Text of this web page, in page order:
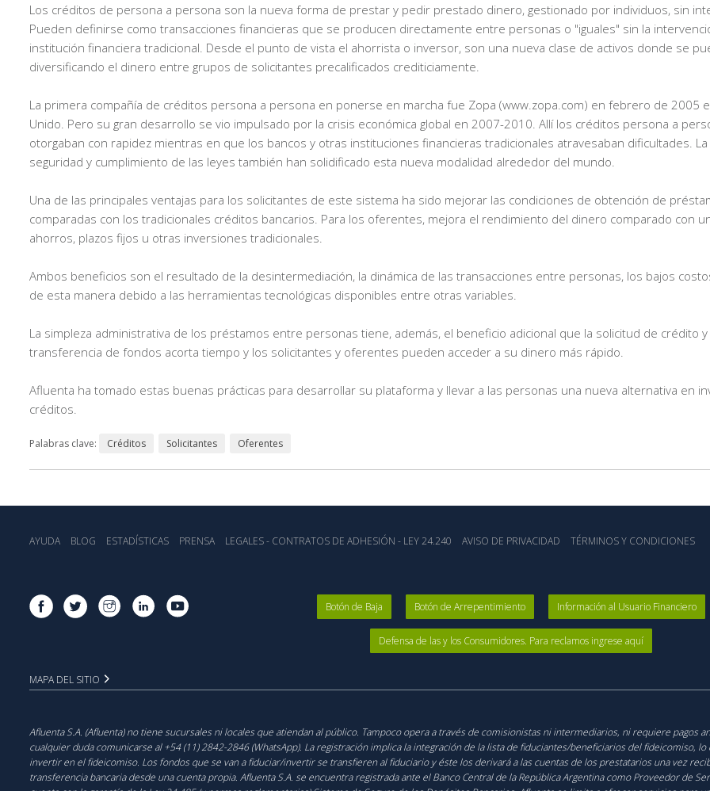
Los créditos de persona a persona son la nueva forma de prestar y pedir prestado dinero, gestionado por individuos, sin
Pueden definirse como transacciones financieras que se producen directamente entre personas o "iguales" sin la
institución financiera tradicional. Desde el punto de vista el ahorrista o inversor, son una nueva clase de activos donde se
diversificando el dinero entre grupos de solicitantes precalificados crediticiamente.
La primera compañía de créditos persona a persona en ponerse en marcha fue Zopa (www.zopa.com) en febrero de 2005
Unido. Pero su gran desarrollo se vio impulsado por la crisis económica global en 2007-2010. Allí los créditos persona a
otorgaban con rapidez mientras en que los bancos y otras instituciones financieras tradicionales atravesaban dificultades. La
seguridad y cumplimiento de las leyes también han solidificado esta nueva modalidad alrededor del mundo.
Una de las principales ventajas para los solicitantes de este sistema ha sido mejorar las condiciones de obtención de
comparadas con los tradicionales créditos bancarios. Para los oferentes, mejora el rendimiento del dinero comparado con
ahorros, plazos fijos u otras inversiones tradicionales.
Ambos beneficios son el resultado de la desintermediación, la dinámica de las transacciones entre personas, los bajos
de esta manera debido a las herramientas tecnológicas disponibles entre otras variables.
La simpleza administrativa de los préstamos entre personas tiene, además, el beneficio adicional que la solicitud de crédito y
transferencia de fondos acorta tiempo y los solicitantes y oferentes pueden acceder a su dinero más rápido.
Afluenta ha tomado estas buenas prácticas para desarrollar su plataforma y llevar a las personas una nueva alternativa en
créditos.
Palabras clave: Créditos Solicitantes Oferentes
AYUDA BLOG ESTADÍSTICA‎S PRENSA LEGALES - CONTRATOS DE ADHESIÓN - LEY 24.240 AVISO DE PRIVACIDAD TÉRMINOS Y CONDICIONES
Botón de Baja Botón de Arrepentimiento Información al Usuario Financiero
Defensa de las y los Consumidores. Para reclamos ingrese aquí
MAPA DEL SITIO
Afluenta S.A. (Afluenta) no tiene sucursales ni locales que atiendan al público. Tampoco opera a través de comisionistas ni intermediarios, ni requiere
cualquier duda comunicarse al +54 (11) 2842-2846 (WhatsApp). La registración implica la integración de la lista de fiduciantes/beneficiarios del fideicomiso,
invertir en el fideicomiso. Los fondos que se van a fiduciar/invertir se transfieren al fiduciario y éste los derivará a las cuentas de los prestatarios una vez
transferencia bancaria desde una cuenta propia. Afluenta S.A. se encuentra registrada ante el Banco Central de la República Argentina como Proveedor de